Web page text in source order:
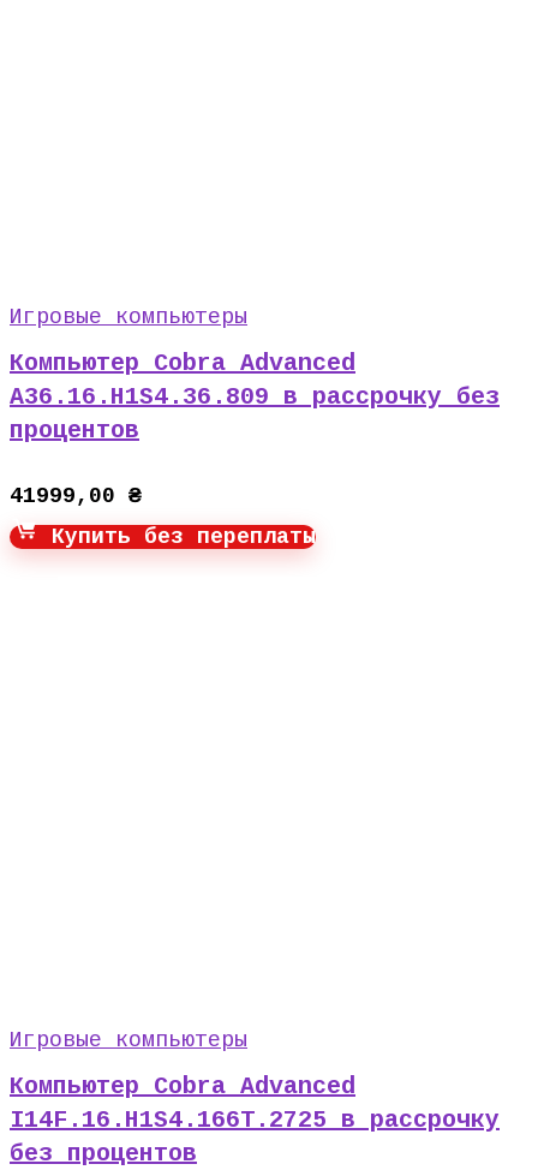
Игровые компьютеры
Компьютер Cobra Advanced
A36.16.H1S4.36.809 в рассрочку без
процентов
41999,00 ₴
Купить без переплаты
Игровые компьютеры
Компьютер Cobra Advanced
I14F.16.H1S4.166T.2725 в рассрочку
без процентов